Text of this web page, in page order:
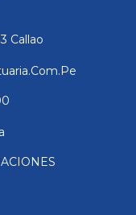
Callao